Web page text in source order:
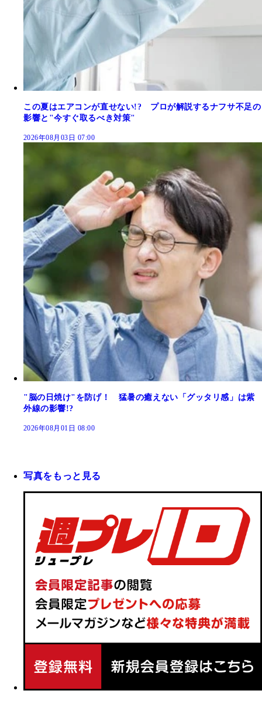
この夏はエアコンが直せない!? プロが解説するナフサ不足の
影響と"今すぐ取るべき対策"
2026年08月03日 07:00
"脳の日焼け"を防げ！ 猛暑の癒えない「グッタリ感」は紫
外線の影響!?
2026年08月01日 08:00
写真をもっと見る